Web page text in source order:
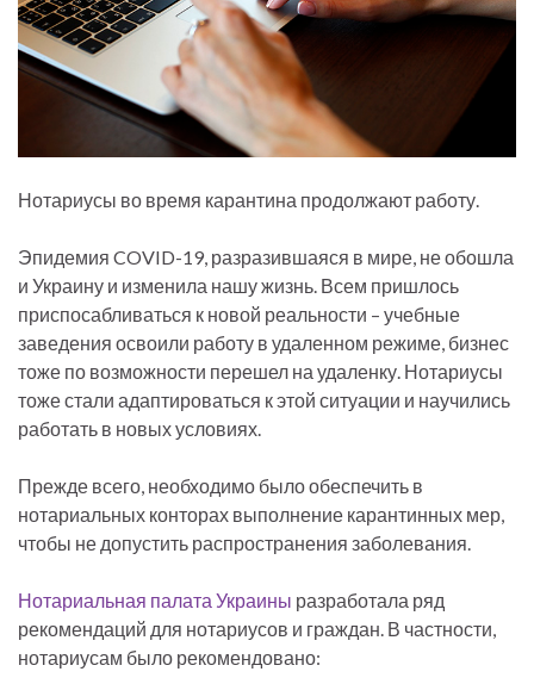
Нотариусы во время карантина продолжают работу.
Эпидемия COVID-19, разразившаяся в мире, не обошла
и Украину и изменила нашу жизнь. Всем пришлось
приспосабливаться к новой реальности – учебные
заведения освоили работу в удаленном режиме, бизнес
тоже по возможности перешел на удаленку. Нотариусы
тоже стали адаптироваться к этой ситуации и научились
работать в новых условиях.
Прежде всего, необходимо было обеспечить в
нотариальных конторах выполнение карантинных мер,
чтобы не допустить распространения заболевания.
Нотариальная палата Украины разработала ряд
рекомендаций для нотариусов и граждан. В частности,
нотариусам было рекомендовано: